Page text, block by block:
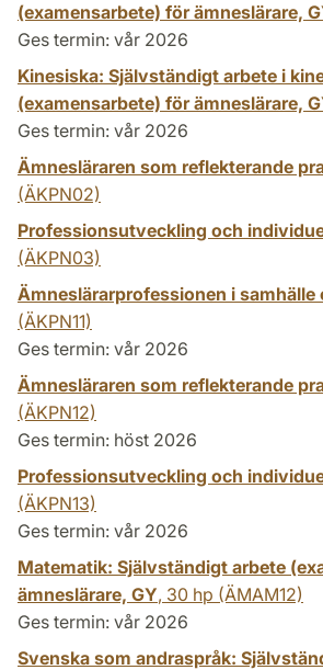
(examensarbete) för ämneslärare,
Ges termin: vår 2026
Kinesiska: Självständigt arbete i
(examensarbete) för ämneslärare,
Ges termin: vår 2026
Ämnesläraren som reflekterande
(ÄKPN02)
Professionsutveckling och
(ÄKPN03)
Ämneslärarprofessionen i samhälle
(ÄKPN11)
Ges termin: vår 2026
Ämnesläraren som reflekterande
(ÄKPN12)
Ges termin: höst 2026
Professionsutveckling och
(ÄKPN13)
Ges termin: vår 2026
Matematik: Självständigt arbete
ämneslärare, GY, 30 hp (ÄMAM12)
Ges termin: vår 2026
Svenska som andraspråk: